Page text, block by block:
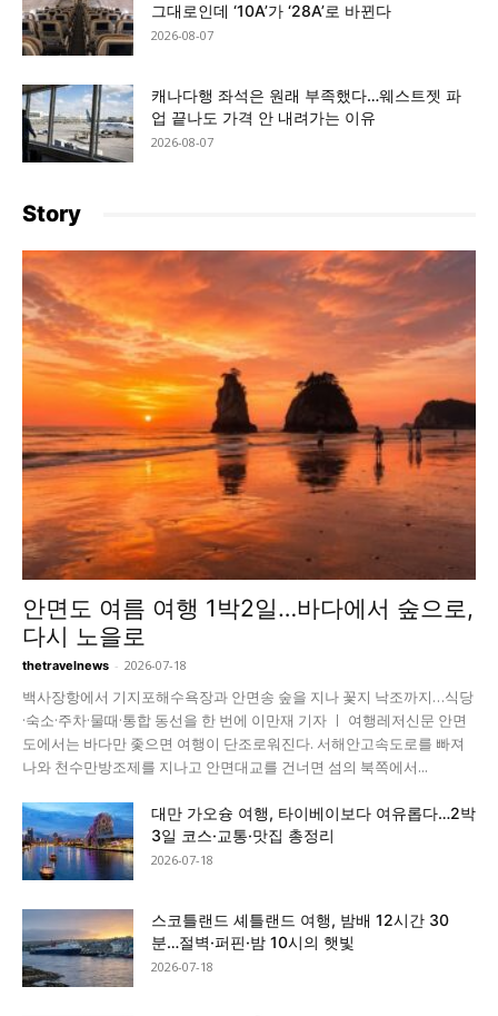
그대로인데 ‘10A’가 ‘28A’로 바뀐다
2026-08-07
캐나다행 좌석은 원래 부족했다…웨스트젯 파
업 끝나도 가격 안 내려가는 이유
2026-08-07
Story
안면도 여름 여행 1박2일…바다에서 숲으로,
다시 노을로
thetravelnews - 2026-07-18
백사장항에서 기지포해수욕장과 안면송 숲을 지나 꽃지 낙조까지…식당
·숙소·주차·물때·통합 동선을 한 번에 이만재 기자 ㅣ 여행레저신문 안면
도에서는 바다만 좇으면 여행이 단조로워진다. 서해안고속도로를 빠져
나와 천수만방조제를 지나고 안면대교를 건너면 섬의 북쪽에서...
대만 가오슝 여행, 타이베이보다 여유롭다…2박
3일 코스·교통·맛집 총정리
2026-07-18
스코틀랜드 셰틀랜드 여행, 밤배 12시간 30
분…절벽·퍼핀·밤 10시의 햇빛
2026-07-18